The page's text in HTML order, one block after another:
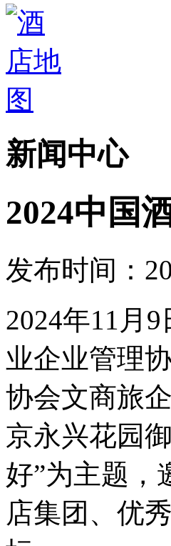
新闻中心
2024中国
发布时间：
2024年11月
业企业管理
协会文商旅
京永兴花园
好”为主题，
店集团、优